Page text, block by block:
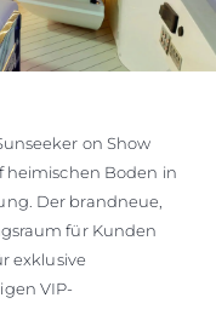
on Show
heimischen Boden in
Der brandneue,
für Kunden
exklusive
VIP-